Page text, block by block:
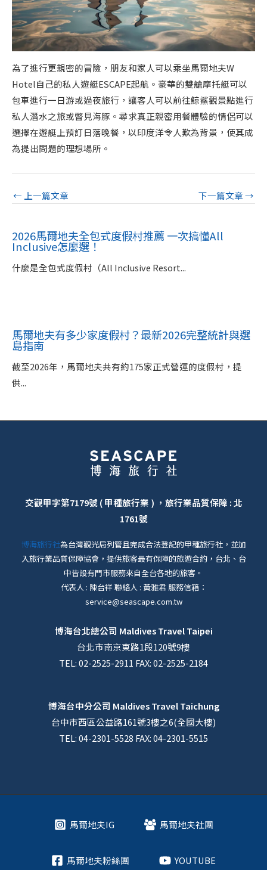
為了進行更親密的冒險，朋友和家人可以乘坐馬爾地夫W
Hotel自己的私人遊艇ESCAPE起航。豪華的雙艙摩托艇可以
包車進行一日游或過夜旅行，讓客人可以前往鯨鯊觀景點進行
私人潛水之旅或瞥見海豚。尋求真正親密用餐體驗的情侶可以
選擇在遊艇上預訂日落晚餐，以印度洋令人歎為背景，使其成
為提出問題的理想場所。
← 上一篇文章 下一篇文章→
2026馬爾地夫全包式度假村推薦 一次搞懂All
Inclusive怎麼選！
什麼是全包式度假村（All Inclusive Resort...
馬爾地夫有多少家度假村？最新2026完整統計與選
島指南
截至2026年，馬爾地夫共有約175家正式營運的度假村，提
供...
交觀甲字第7179號 ( 甲種旅行業 ) ，旅行業品質保障 : 北
1761號
博海旅行社為台灣觀光局列管且完成合法登記的甲種旅行社，並加
入旅行業品質保障協會，提供旅客最有保障的旅遊合約，台北、台
中皆設有門市服務來自全台各地的旅客。
代表人 : 陳台祥 聯絡人 : 黃雅君 服務信箱：
service@seascape.com.tw
博海台北總公司 Maldives Travel Taipei
台北市南京東路1段120號9樓
TEL: 02-2525-2911 FAX: 02-2525-2184
博海台中分公司 Maldives Travel Taichung
台中市西區公益路161號3樓之6(全國大樓)
TEL: 04-2301-5528 FAX: 04-2301-5515
馬爾地夫IG 馬爾地夫社團
馬爾地夫粉絲團 YOUTUBE